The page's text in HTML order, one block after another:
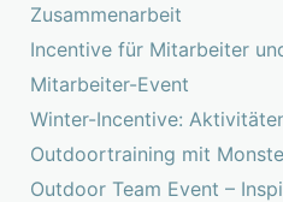
Zusammenarbeit
Incentive für Mitarbeiter
Mitarbeiter-Event
Winter-Incentive:
Outdoortraining mit
Outdoor Team Event –